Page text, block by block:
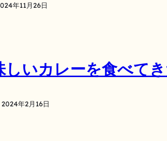
年11月26日
しいカレーを食べて
2024年2月16日